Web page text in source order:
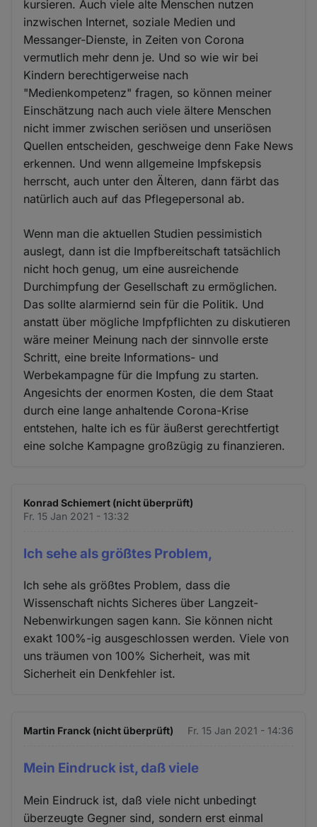
kursieren. Auch viele alte Menschen nutzen
inzwischen Internet, soziale Medien und
Messanger-Dienste, in Zeiten von Corona
vermutlich mehr denn je. Und so wie wir bei
Kindern berechtigerweise nach
"Medienkompetenz" fragen, so können meiner
Einschätzung nach auch viele ältere Menschen
nicht immer zwischen seriösen und unseriösen
Quellen entscheiden, geschweige denn Fake News
erkennen. Und wenn allgemeine Impfskepsis
herrscht, auch unter den Älteren, dann färbt das
natürlich auch auf das Pflegepersonal ab.
Wenn man die aktuellen Studien pessimistich
auslegt, dann ist die Impfbereitschaft tatsächlich
nicht hoch genug, um eine ausreichende
Durchimpfung der Gesellschaft zu ermöglichen.
Das sollte alarmiernd sein für die Politik. Und
anstatt über mögliche Impfpflichten zu diskutieren
wäre meiner Meinung nach der sinnvolle erste
Schritt, eine breite Informations- und
Werbekampagne für die Impfung zu starten.
Angesichts der enormen Kosten, die dem Staat
durch eine lange anhaltende Corona-Krise
entstehen, halte ich es für äußerst gerechtfertigt
eine solche Kampagne großzügig zu finanzieren.
Konrad Schiemert (nicht überprüft)
Fr. 15 Jan 2021 - 13:32
Ich sehe als größtes Problem,
Ich sehe als größtes Problem, dass die
Wissenschaft nichts Sicheres über Langzeit-
Nebenwirkungen sagen kann. Sie können nicht
exakt 100%-ig ausgeschlossen werden. Viele von
uns träumen von 100% Sicherheit, was mit
Sicherheit ein Denkfehler ist.
Martin Franck (nicht überprüft) Fr. 15 Jan 2021 - 14:36
Mein Eindruck ist, daß viele
Mein Eindruck ist, daß viele nicht unbedingt
überzeugte Gegner sind, sondern erst einmal